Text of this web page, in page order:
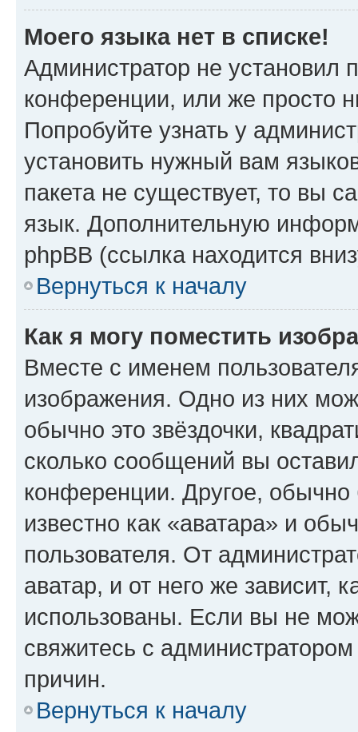
Моего языка нет в списке!
Администратор не установил
конференции, или же просто
Попробуйте узнать у
установить нужный вам
пакета не существует, то вы
язык. Дополнительную
phpBB (ссылка находится
Вернуться к началу
Как я могу поместить
Вместе с именем
изображения. Одно из них
обычно это звёздочки,
сколько сообщений вы
конференции. Другое,
известно как «аватара» и
пользователя. От
аватар, и от него же зависит,
использованы. Если вы не
свяжитесь с
причин.
Вернуться к началу